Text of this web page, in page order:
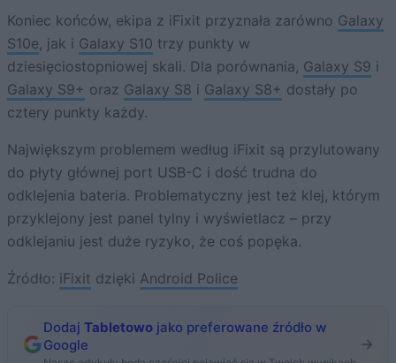
Koniec końców, ekipa z iFixit przyznała zarówno Galaxy
S10e, jak i Galaxy S10 trzy punkty w
dziesięciostopniowej skali. Dla porównania, Galaxy S9 i
Galaxy S9+ oraz Galaxy S8 i Galaxy S8+ dostały po
cztery punkty każdy.
Największym problemem według iFixit są przylutowany
do płyty głównej port USB-C i dość trudna do
odklejenia bateria. Problematyczny jest też klej, którym
przyklejony jest panel tylny i wyświetlacz – przy
odklejaniu jest duże ryzyko, że coś popęka.
Źródło: iFixit dzięki Android Police
Dodaj Tabletowo jako preferowane źródło w
Google